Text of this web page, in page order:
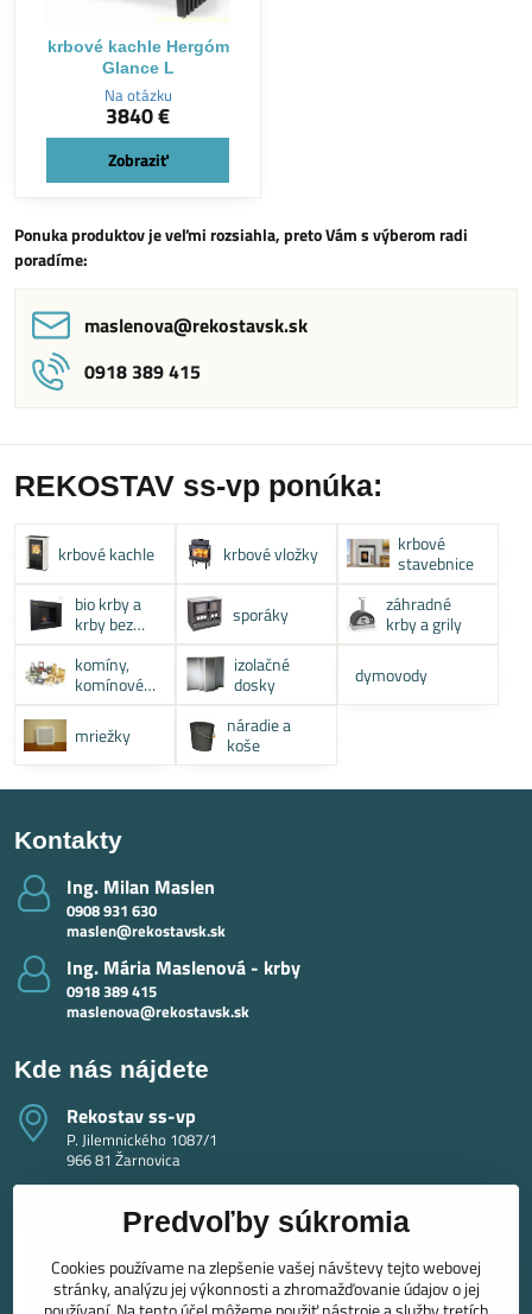
krbové kachle Hergóm
Glance L
Na otázku
3840 €
Zobraziť
Ponuka produktov je veľmi rozsiahla, preto Vám s výberom radi
poradíme:
maslenova​@rekostavsk​.sk
0918 389 415
REKOSTAV ss-vp ponúka:
krbové kachle krbové vložky
krbové
stavebnice
bio krby a
krby bez
komína
sporáky
záhradné
krby a grily
komíny,
komínové
systémy
izolačné
dosky
dymovody
mriežky
náradie a
koše
Kontakty
Ing​. Milan Maslen
0908 931 630
maslen@rekostavsk.sk
Ing​. Mária Maslenová - krby
0918 389 415
maslenova@rekostavsk.sk
Kde nás nájdete
Rekostav ss-vp
P. Jilemnického 1087/1
966 81 Žarnovica
Predvoľby súkromia
Cookies používame na zlepšenie vašej návštevy tejto webovej
stránky, analýzu jej výkonnosti a zhromažďovanie údajov o jej